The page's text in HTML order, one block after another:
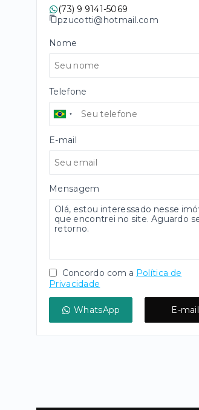
(73) 9 9141-5069
pzucotti@hotmail.com
Nome
Telefone
E-mail
Mensagem
Concordo com a Política de
Privacidade
WhatsApp E-mail